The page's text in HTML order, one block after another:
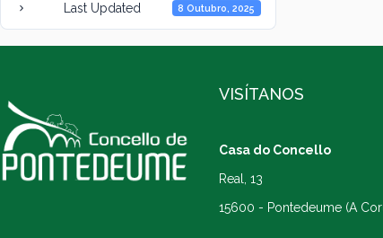
Last Updated 8 Outubro, 2025
VISÍTANOS
Casa do Concello
Real, 13
15600 - Pontedeume (A